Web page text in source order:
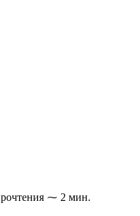
⁓ 2 мин.